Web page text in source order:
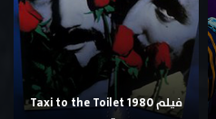
فيلم Taxi to the Toilet 1980